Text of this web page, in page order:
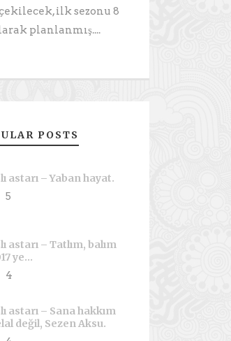
ilk sezonu 8
planlanmış....
POSTS
astarı – Yaban hayat.
5
astarı – Tatlım, balım
ye…
4
astarı – Sana hakkım
değil, Sezen Aksu.